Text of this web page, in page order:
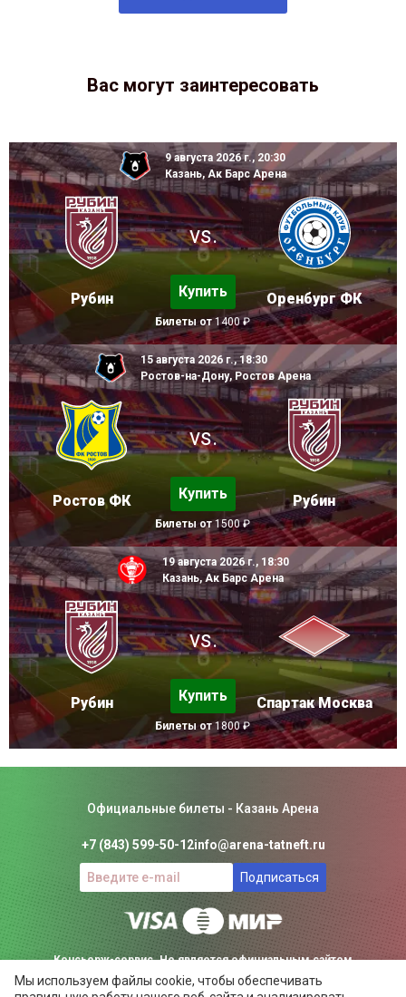
Вас могут заинтересовать
9 августа 2026 г., 20:30
Казань, Ак Барс Арена
Рубин
vs.
Купить
Билеты от1400 ₽
Оренбург ФК
15 августа 2026 г., 18:30
Ростов-на-Дону, Ростов Арена
Ростов ФК
vs.
Купить
Билеты от1500 ₽
Рубин
19 августа 2026 г., 18:30
Казань, Ак Барс Арена
Рубин
vs.
Купить
Билеты от1800 ₽
Спартак Москва
Официальные билеты - Казань Арена
+7 (843) 599-50-12info@arena-tatneft.ru
Подписаться
Консьерж-сервис. Не является официальным сайтом
Казань Арены.
правильную работу нашего веб-сайта и анализировать